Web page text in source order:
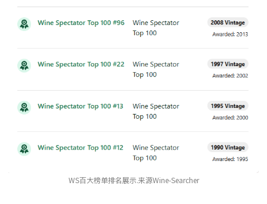
WS百大榜单排名展示.来源Wine-Searcher